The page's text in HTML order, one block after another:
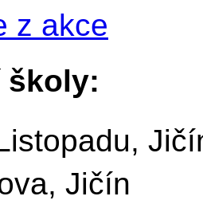
z akce
školy:
Jičín